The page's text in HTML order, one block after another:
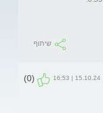
שיתוף
15.10.24 | 16:53
(0)